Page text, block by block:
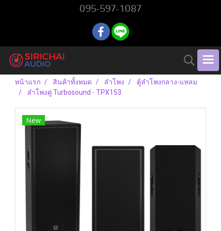
095-597-1087
หน้าแรก สินค้าทั้งหมด ลำโพง
ตู้ลำโพงกลาง-แหลม
ลำโพงคู่ Turbosound - TPX153
New